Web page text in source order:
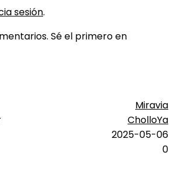
sesión.
Sé el primero en
Miravia
CholloYa
2025-05-06
0